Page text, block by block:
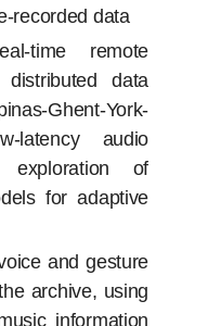
recorded data
time remote
data
Ghent-York-
latency audio
exploration of
for adaptive
and gesture
archive, using
information